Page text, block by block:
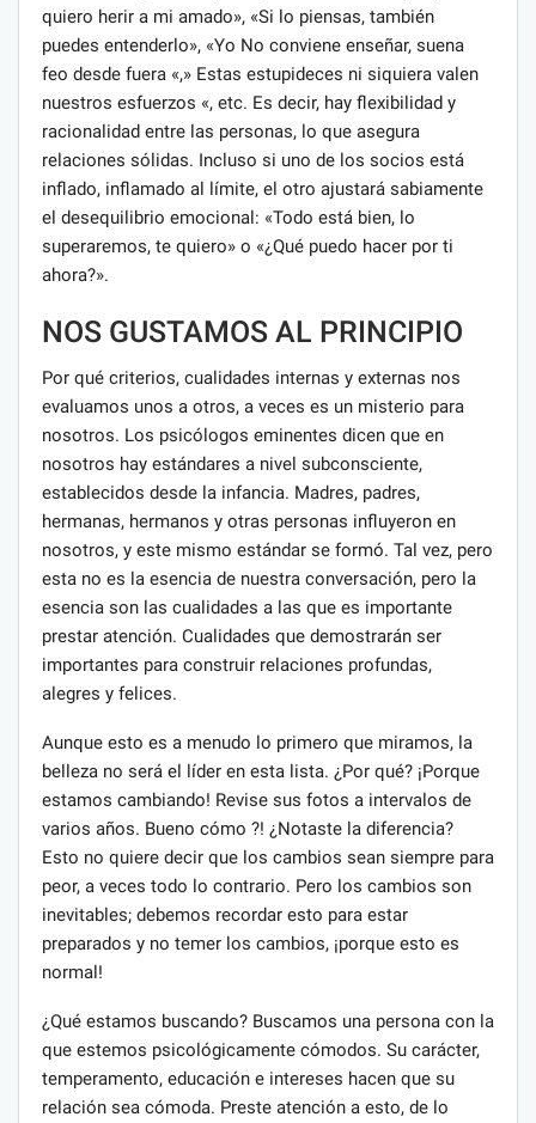
quiero herir a mi amado», «Si lo piensas, también
puedes entenderlo», «Yo No conviene enseñar, suena
feo desde fuera «,» Estas estupideces ni siquiera valen
nuestros esfuerzos «, etc. Es decir, hay flexibilidad y
racionalidad entre las personas, lo que asegura
relaciones sólidas. Incluso si uno de los socios está
inflado, inflamado al límite, el otro ajustará sabiamente
el desequilibrio emocional: «Todo está bien, lo
superaremos, te quiero» o «¿Qué puedo hacer por ti
ahora?».
NOS GUSTAMOS AL PRINCIPIO
Por qué criterios, cualidades internas y externas nos
evaluamos unos a otros, a veces es un misterio para
nosotros. Los psicólogos eminentes dicen que en
nosotros hay estándares a nivel subconsciente,
establecidos desde la infancia. Madres, padres,
hermanas, hermanos y otras personas influyeron en
nosotros, y este mismo estándar se formó. Tal vez, pero
esta no es la esencia de nuestra conversación, pero la
esencia son las cualidades a las que es importante
prestar atención. Cualidades que demostrarán ser
importantes para construir relaciones profundas,
alegres y felices.
Aunque esto es a menudo lo primero que miramos, la
belleza no será el líder en esta lista. ¿Por qué? ¡Porque
estamos cambiando! Revise sus fotos a intervalos de
varios años. Bueno cómo ?! ¿Notaste la diferencia?
Esto no quiere decir que los cambios sean siempre para
peor, a veces todo lo contrario. Pero los cambios son
inevitables; debemos recordar esto para estar
preparados y no temer los cambios, ¡porque esto es
normal!
¿Qué estamos buscando? Buscamos una persona con la
que estemos psicológicamente cómodos. Su carácter,
temperamento, educación e intereses hacen que su
relación sea cómoda. Preste atención a esto, de lo